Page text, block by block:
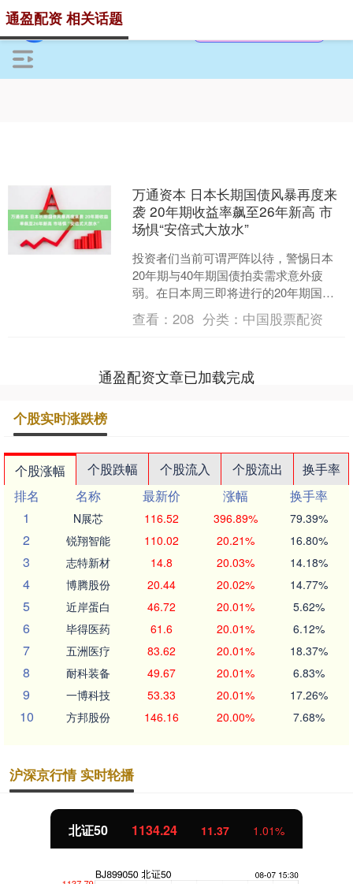
通盈配资 相关话题
万通资本 日本长期国债风暴再度来
袭 20年期收益率飙至26年新高 市
场惧“安倍式大放水”
投资者们当前可谓严阵以待，警惕日本
20年期与40年期国债拍卖需求意外疲
弱。在日本周三即将进行的20年期国债
拍卖以及将于下周进行的40年期拍卖活
动前，投资者们如坐....
查看：208 分类： 中国股票配资
通盈配资文章已加载完成
个股实时涨跌榜
个股涨幅 个股跌幅 个股流入 个股流出
换手率
排名
名称 最新价 涨幅
换手率
1
N展芯 116.52 396.89% 79.39%
2 锐翔智能 110.02 20.21% 16.80%
3 志特新材 14.8 20.03% 14.18%
4 博腾股份 20.44 20.02% 14.77%
5 近岸蛋白 46.72 20.01% 5.62%
6 毕得医药 61.6 20.01% 6.12%
7 五洲医疗 83.62 20.01% 18.37%
8 耐科装备 49.67 20.01% 6.83%
9 一博科技 53.33 20.01% 17.26%
10 方邦股份 146.16 20.00% 7.68%
沪深京行情 实时轮播
北证50 1134.24 11.37 1.01%